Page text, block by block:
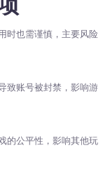
时也需谨慎，主要风险
致账号被封禁，影响游
的公平性，影响其他玩